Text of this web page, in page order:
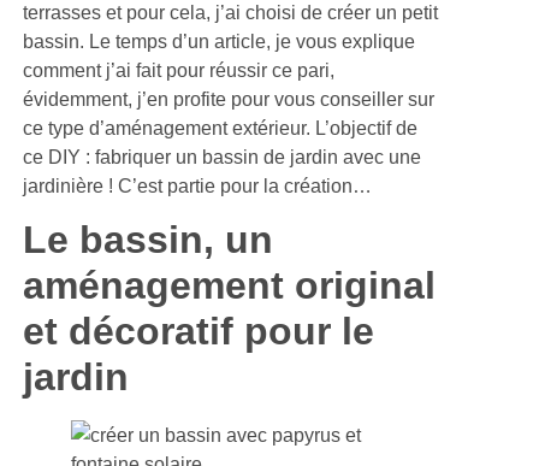
terrasses et pour cela, j’ai choisi de créer un petit
bassin. Le temps d’un article, je vous explique
comment j’ai fait pour réussir ce pari,
évidemment, j’en profite pour vous conseiller sur
ce type d’aménagement extérieur. L’objectif de
ce DIY : fabriquer un bassin de jardin avec une
jardinière ! C’est partie pour la création…
Le bassin, un
aménagement original
et décoratif pour le
jardin